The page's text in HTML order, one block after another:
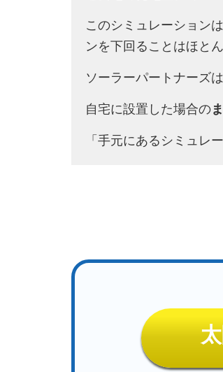
このシミュレーション
ンを下回ることはほと
ソーラーパートナーズ
自宅に設置した場合の
「手元にあるシミュレ